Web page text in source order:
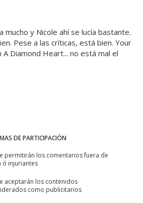
y Nicole ahí se lucía bastante.
Pese a las críticas, está bien. Your
Diamond Heart... no está mal el
DE PARTICIPACIÓN
permitirán los comentarios fuera de
ó injuriantes
aceptarán los contenidos
como publicitarios